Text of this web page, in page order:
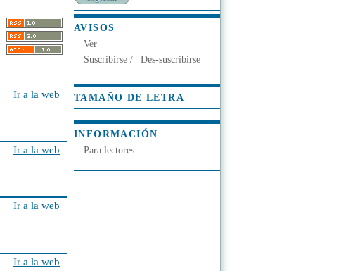
AVISOS
Ver
Suscribirse / Des-suscribirse
TAMAÑO DE LETRA
INFORMACIÓN
Para lectores
Ir a la web
Ir a la web
Ir a la web
Ir a la web